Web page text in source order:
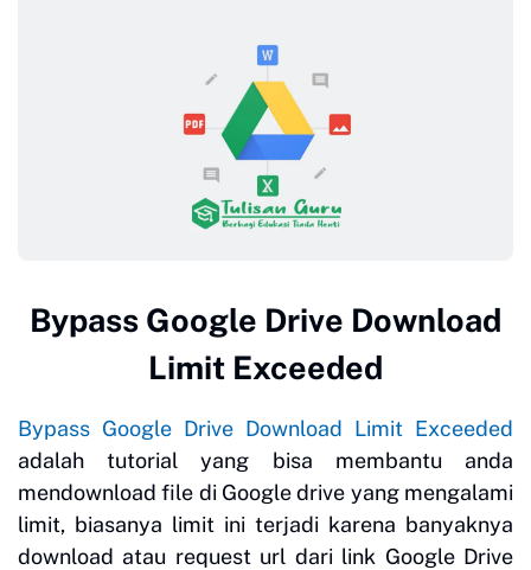
Bypass Google Drive Download
Limit Exceeded
Bypass Google Drive Download Limit Exceeded
adalah tutorial yang bisa membantu anda
mendownload file di Google drive yang mengalami
limit, biasanya limit ini terjadi karena banyaknya
download atau request url dari link Google Drive